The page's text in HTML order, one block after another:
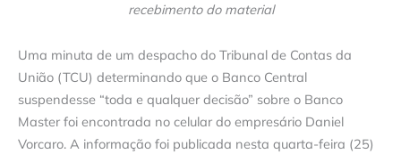
recebimento do material
Uma minuta de um despacho do Tribunal de Contas da
União (TCU) determinando que o Banco Central
suspendesse “toda e qualquer decisão” sobre o Banco
Master foi encontrada no celular do empresário Daniel
Vorcaro. A informação foi publicada nesta quarta-feira (25)